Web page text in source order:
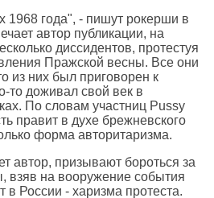
года", - пишут рокерши в
автор публикации, на
диссидентов, протестуя
Пражской весны. Все они
из них был приговорен к
то доживал свой век в
По словам участниц Pussy
правит в духе брежневского
форма авторитаризма.
автор, призывают бороться за
взяв на вооружение события
в России - харизма протеста.